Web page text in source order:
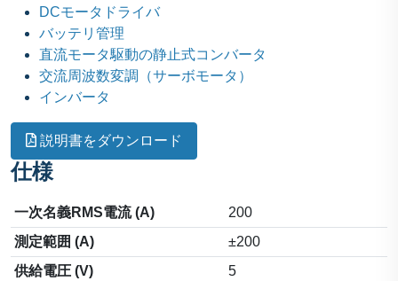
DCモータドライバ
バッテリ管理
直流モータ駆動の静止式コンバータ
交流周波数変調（サーボモータ）
インバータ
説明書をダウンロード
仕様
一次名義RMS電流 (A)
200
測定範囲 (A)
±200
供給電圧 (V)
5